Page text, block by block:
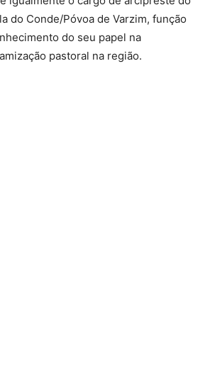
do Conde/Póvoa de Varzim, função
do seu papel na
pastoral na região.